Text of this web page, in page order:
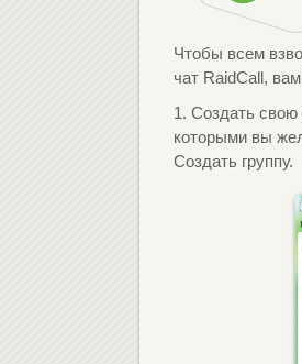
Чтобы всем
чат RaidCall,
1. Создать свою
которыми вы
Создать группу.